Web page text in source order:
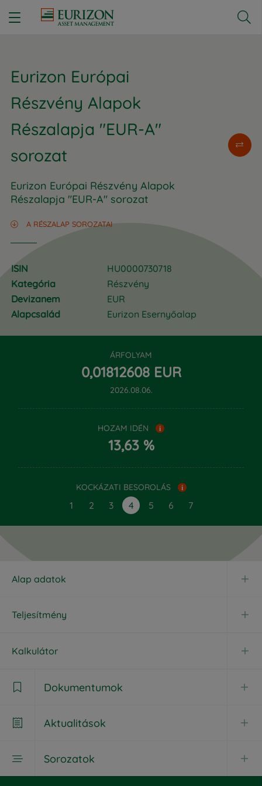

Eurizon Európai
Részvény Alapok
Részalapja "EUR-A"
sorozat
Eurizon Európai Részvény Alapok
Részalapja "EUR-A" sorozat
 A RÉSZALAP SOROZATAI
ISIN
HU0000730718
Kategória
Részvény
Devizanem
EUR
Alapcsalád
Eurizon Esernyőalap
ÁRFOLYAM
‍0,‍01812608 EUR
2026.08.06.
HOZAM IDÉN i
13,63 %
KOCKÁZATI BESOROLÁS i
1 2 3 4 5 6 7
Alap adatok
Teljesítmény
Kalkulátor
 Dokumentumok
Dokumentumok
 Aktualitások
Aktualitások
 Sorozatok